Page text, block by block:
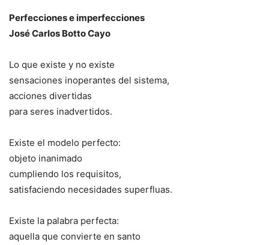
Perfecciones e imperfecciones
José Carlos Botto Cayo
Lo que existe y no existe
sensaciones inoperantes del sistema,
acciones divertidas
para seres inadvertidos.
Existe el modelo perfecto:
objeto inanimado
cumpliendo los requisitos,
satisfaciendo necesidades superfluas.
Existe la palabra perfecta:
aquella que convierte en santo